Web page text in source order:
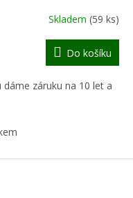
R
M
A
Skladem (59 ks)
Do košíku
dáme záruku na 10 let a